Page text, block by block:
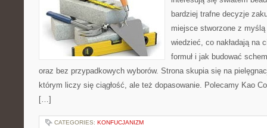
bardziej trafne decyzje
miejsce stworzone z
wiedzieć, co nakładają na
formuł i jak budować
oraz bez przypadkowych wyborów. Strona skupia się na
którym liczy się ciągłość, ale też dopasowanie. Polecamy Kao
[…]
CATEGORIES: KONFUCJANIZM